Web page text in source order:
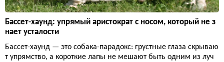
Бассет-хаунд: упрямый аристократ с носом, который не з
нает усталости
Бассет-хаунд — это собака-парадокс: грустные глаза скрываю
т упрямство, а короткие лапы не мешают быть одним из луч